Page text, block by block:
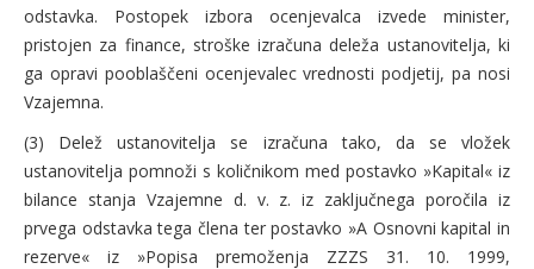
odstavka. Postopek izbora ocenjevalca izvede minister,
pristojen za finance, stroške izračuna deleža ustanovitelja, ki
ga opravi pooblaščeni ocenjevalec vrednosti podjetij, pa nosi
Vzajemna.
(3) Delež ustanovitelja se izračuna tako, da se vložek
ustanovitelja pomnoži s količnikom med postavko »Kapital« iz
bilance stanja Vzajemne d. v. z. iz zaključnega poročila iz
prvega odstavka tega člena ter postavko »A Osnovni kapital in
rezerve« iz »Popisa premoženja ZZZS 31. 10. 1999,